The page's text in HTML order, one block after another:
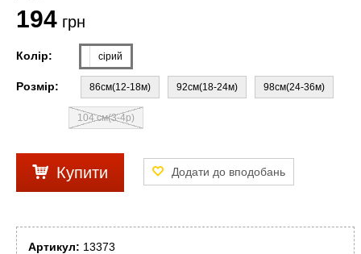
194 грн
Колір: сірий
Розмір: 86см(12-18м) 92см(18-24м) 98см(24-36м)
104 см(3-4р)
Купити
Артикул: 13373